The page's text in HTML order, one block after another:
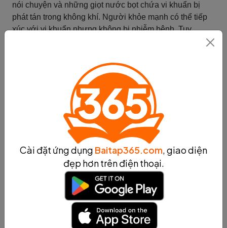
nói chuyện và những giọt nước bọt chứa vi khuẩn bị
phát tán trong không khí. Người khỏe mạnh có thể tiếp
xúc với vi khuẩn nhưng không bị nhiễm bệnh. Tuy
nhiên, khi hệ miễn dịch bị suy yếu, vi khuẩn sẽ phát triển
đau ngực, khó thở, mệt mỏi và giảm cân. Để phát hiện
và điều trị kịp thời, cần chẩn đoán nhiễm lao bằng các
phương pháp như xét nghiệm da, xét nghiệm máu hoặc
xét nghiệm nước bọt. Sau đó, bệnh nhân sẽ được điều
trị bằng thuốc kháng lao trong một khoảng thời gian dài
để loại bỏ vi khuẩn hoàn toàn và ngăn ngừa tái phát
Tóm tắt
Giai đoạn phát hiện và điều trị
Giai đoạn phát hiện và điều trị nhiễm lao là giai đoạn
quan trọng trong quá trình phát triển bệnh. Để chẩn đoán
Cài đặt ứng dụng Baitap365.com, giao diện
đẹp hơn trên điện thoại.